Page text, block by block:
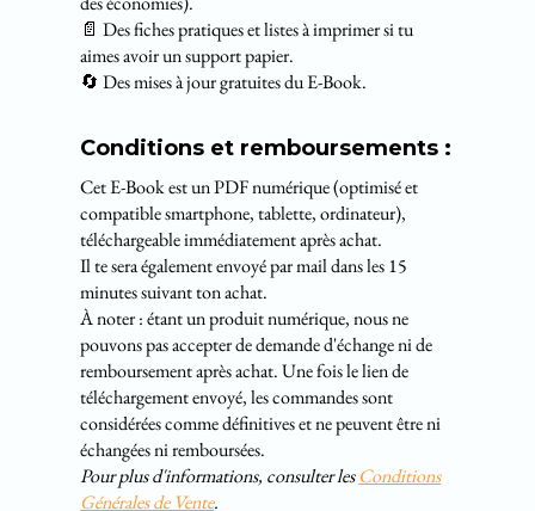
📄 Des fiches pratiques et listes à imprimer si tu
aimes avoir un support papier.
🔄 Des mises à jour gratuites du E-Book.
Conditions et remboursements :
Cet E-Book est un PDF numérique (optimisé et
compatible smartphone, tablette, ordinateur),
téléchargeable immédiatement après achat.
Il te sera également envoyé par mail dans les 15
minutes suivant ton achat.
À noter : étant un produit numérique, nous ne
pouvons pas accepter de demande d'échange ni de
remboursement après achat. Une fois le lien de
téléchargement envoyé, les commandes sont
considérées comme définitives et ne peuvent être ni
échangées ni remboursées.
Pour plus d'informations, consulter lesConditions
Générales de Vente.